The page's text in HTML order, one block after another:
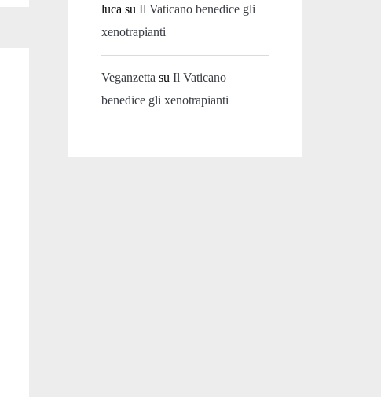
luca suIl Vaticano benedice gli
xenotrapianti
Veganzetta suIl Vaticano
benedice gli xenotrapianti